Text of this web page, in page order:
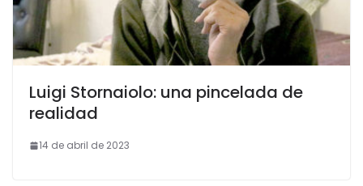
Luigi Stornaiolo: una pincelada de
realidad
14 de abril de 2023